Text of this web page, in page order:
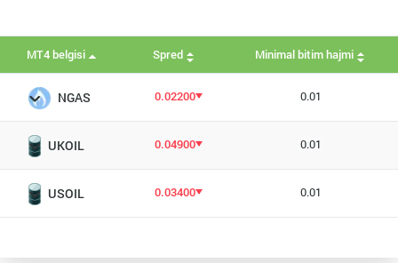
MT4 belgisi Spred Minimal bitim hajmi
NGAS 0.02200 0.01
UKOIL 0.04900 0.01
USOIL 0.03400 0.01